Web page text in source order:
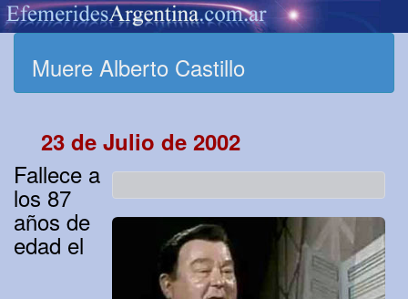
Muere Alberto Castillo
23 de Julio de 2002
Fallece a
los 87
años de
edad el